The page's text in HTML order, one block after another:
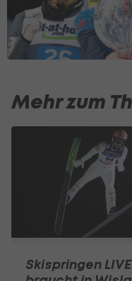
Mehr zum
Skispringen